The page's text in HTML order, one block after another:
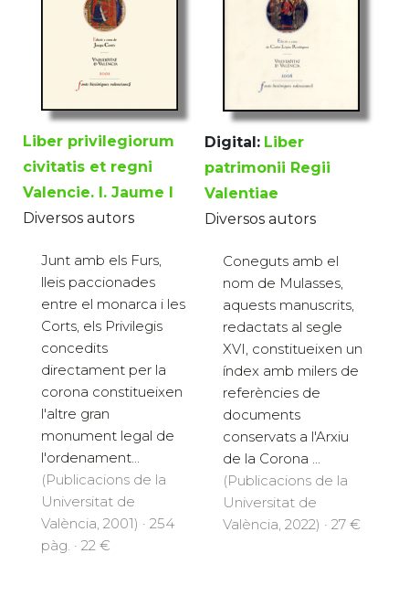
Liber privilegiorum
civitatis et regni
Valencie. I. Jaume I
Diversos autors
Junt amb els Furs,
lleis paccionades
entre el monarca i les
Corts, els Privilegis
concedits
directament per la
corona constitueixen
l'altre gran
monument legal de
l'ordenament...
(Publicacions de la
Universitat de
València, 2001) · 254
pàg. · 22 €
Digital: Liber
patrimonii Regii
Valentiae
Diversos autors
Coneguts amb el
nom de Mulasses,
aquests manuscrits,
redactats al segle
XVI, constitueixen un
índex amb milers de
referències de
documents
conservats a l'Arxiu
de la Corona ...
(Publicacions de la
Universitat de
València, 2022) · 27 €